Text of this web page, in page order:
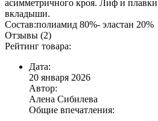
асимметричного кроя. Лиф и
вкладыши.
Состав:полиамид 80%- эластан 20%
Отзывы (2)
Рейтинг товара:
Дата:
20 января 2026
Автор:
Алена Сибилева
Общие впечатления: